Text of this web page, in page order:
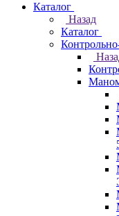
Каталог
Назад
Каталог